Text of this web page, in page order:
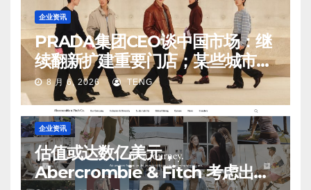
企业资讯
PRADA集团CEO谈中国市场：继
续翻新扩建重要门店；某些城市的
第二、第三店不再有价值
8 月 6, 2026 TENG
企业资讯
估值或达数亿美元，
Abercrombie & Fitch 考虑出售